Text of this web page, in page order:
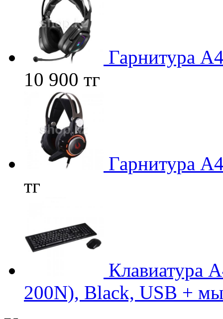
Гарнитура
10 900 тг
Гарнитура
тг
Клавиатура
200N), Black, USB +